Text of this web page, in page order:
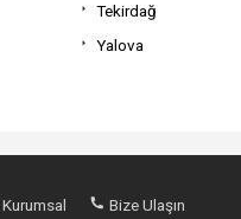
Tekirdağ
Yalova
Kurumsal Bize Ulaşın